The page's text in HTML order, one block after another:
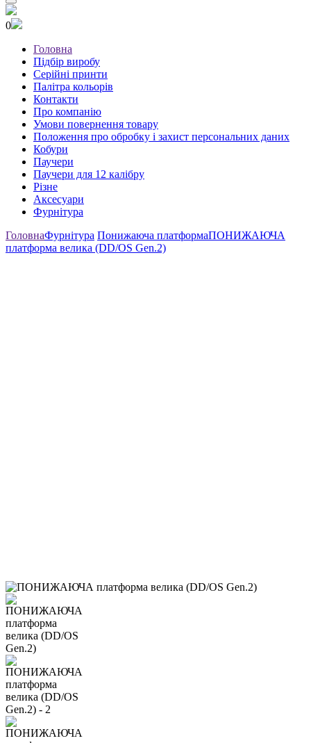
0
Головна
Підбір виробу
Серійні принти
Палітра кольорів
Контакти
Про компанію
Умови повернення товару
Положення про обробку і захист персональних даних
Кобури
Паучери
Паучери для 12 калібру
Різне
Аксесуари
Фурнітура
ГоловнаФурнітура Понижаюча платформаПОНИЖАЮЧА
платформа велика (DD/OS Gen.2)